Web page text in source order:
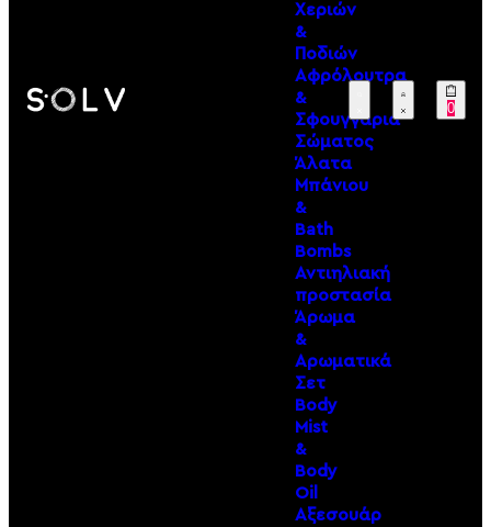
Χεριών
&
Ποδιών
Αφρόλουτρα
&
Σφουγγάρια
Σώματος
Άλατα
Μπάνιου
&
Bath
Bombs
Αντιηλιακή
προστασία
Άρωμα
&
Αρωματικά
Σετ
Body
Mist
&
Body
Oil
Αξεσουάρ
0